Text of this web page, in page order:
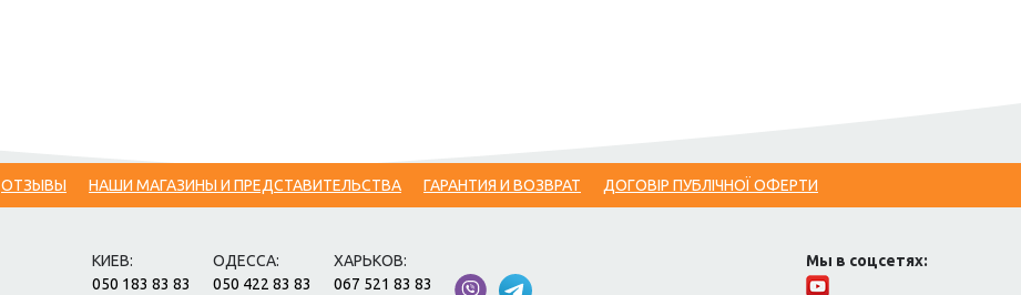
ОТЗЫВЫ НАШИ МАГАЗИНЫ И ПРЕДСТАВИТЕЛЬСТВА ГАРАНТИЯ И ВОЗВРАТ ДОГОВІР ПУБЛІЧНОЇ ОФЕРТИ
КИЕВ:
050 183 83 83
ОДЕССА:
050 422 83 83
ХАРЬКОВ:
067 521 83 83
Мы в соцсетях: